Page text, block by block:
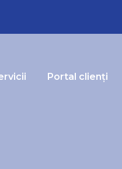
Portal clienți